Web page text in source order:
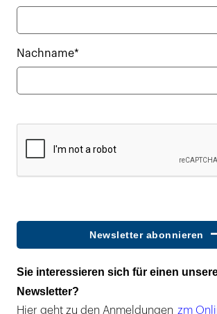
Nachname*
Newsletter abonnieren
Sie interessieren sich für einen
Newsletter?
Hier geht zu den Anmeldungen zm